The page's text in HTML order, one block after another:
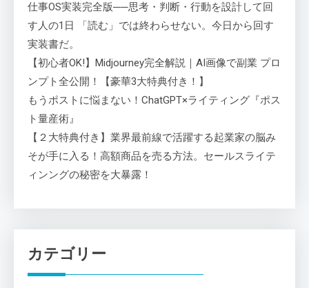
仕事OS実装完全版──思考・判断・行動を設計して回
す人の1日 「読む」では終わらせない。今日から回す
実装書だ。
【初心者OK!】Midjourney完全解説｜AI画像で副業 プロ
ンプト全公開！【豪華3大特典付き！】
もうポストに悩まない！ChatGPT×ライティング『ポス
ト量産術』
【２大特典付き】業界最前線で活躍する起業家の脳み
そが手に入る！高額商品を売る方法。セールスライテ
ィンングの秘密を大暴露！
カテゴリー